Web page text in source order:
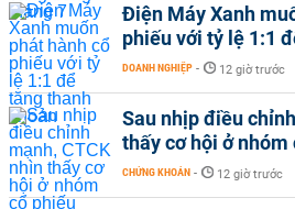
Điện Máy Xanh
phiếu với tỷ lệ 1:1
DOANH NGHIỆP - 12 giờ trước
Sau nhịp điều
thấy cơ hội ở nhóm
CHỨNG KHOÁN - 12 giờ trước